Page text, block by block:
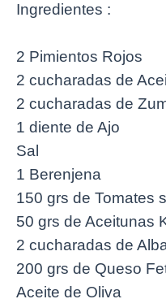
Ingredientes :
2 Pimientos Rojos
2 cucharadas de
2 cucharadas de
1 diente de Ajo
Sal
1 Berenjena
150 grs de Tomates
50 grs de Aceitunas
2 cucharadas de
200 grs de Queso
Aceite de Oliva